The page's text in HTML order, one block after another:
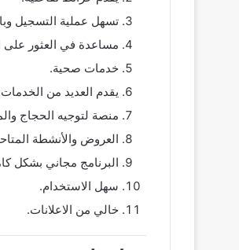
تسهل عملية التسجيل
مساعدة في العثور على
خدمات صحية.
يقدم العديد من
منصة لتوجيه الحجاج
العروض والأنشطة
البرنامج مجاني بشكل
سهل الاستخدام.
خالي من الاعلانات.